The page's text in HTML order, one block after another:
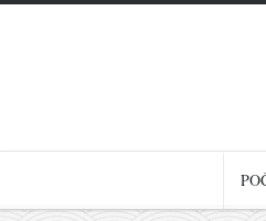
internet poslovanje